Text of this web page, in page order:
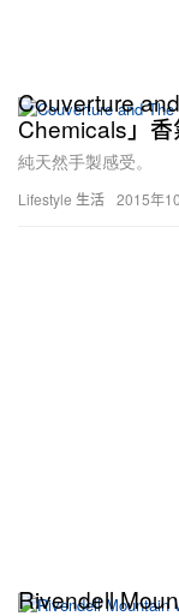
Lifestyle 生活
Couverture
Chemicals」香
純天然手製感受。
2015年
Rivendell